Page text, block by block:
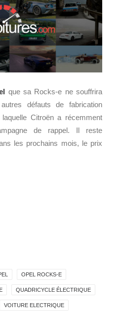
que sa Rocks-e ne souffrira
défauts de fabrication
laquelle Citroën a récemment
de rappel. Il reste
les prochains mois, le prix
OPEL ROCKS-E
QUADRICYCLE ÉLECTRIQUE
VOITURE ELECTRIQUE